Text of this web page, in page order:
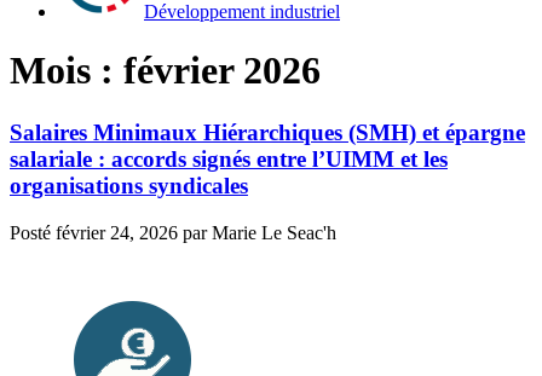
Développement industriel
Mois : février 2026
Salaires Minimaux Hiérarchiques (SMH) et épargne
salariale : accords signés entre l’UIMM et les
organisations syndicales
Posté février 24, 2026 par Marie Le Seac'h